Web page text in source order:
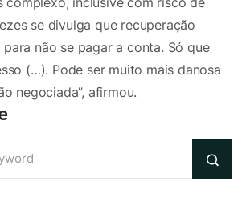
se divulga que recuperação
não se pagar a conta. Só que
(…). Pode ser muito mais danosa
negociada”, afirmou.